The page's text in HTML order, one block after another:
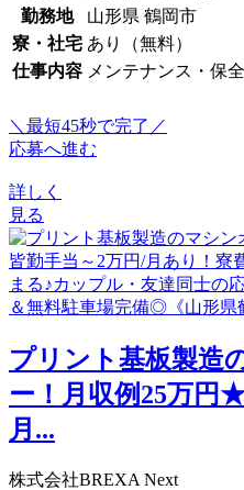
勤務地
山形県 鶴岡市
寮・社宅 あり（無料）
仕事内容 メンテナンス・保
＼最短45秒で完了／
応募へ進む
詳しく
見る
プリント基板製造
ー！月収例25万円
月...
株式会社BREXA Next